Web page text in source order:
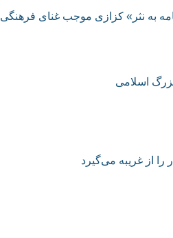
به نثر» کزازی موجب غنای فرهنگی
اسلامی
را از غریبه می‌گیرد